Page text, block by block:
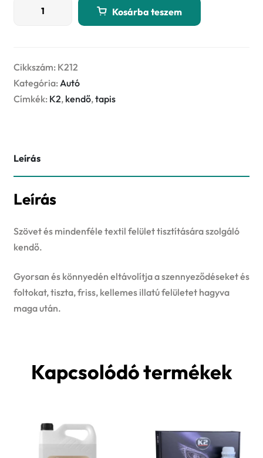
kárpittisztító
mennyiség
Kosárba teszem
Cikkszám: K212
Kategória: Autó
Címkék: K2, kendő,tapis
Leírás
Leírás
Szövet és mindenféle textil felület tisztítására szolgáló
kendő.
Gyorsan és könnyedén eltávolítja a szennyeződéseket és
foltokat, tiszta, friss, kellemes illatú felületet hagyva
maga után.
Kapcsolódó termékek